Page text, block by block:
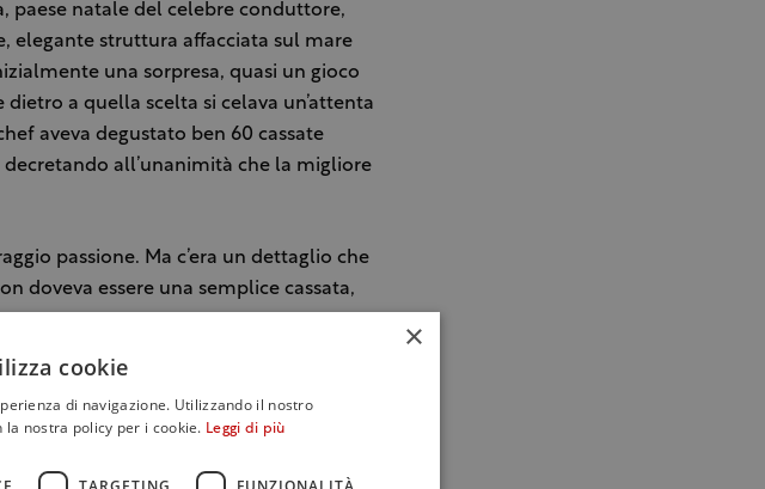
paese natale del celebre conduttore,
elegante struttura affacciata sul mare
una sorpresa, quasi un gioco
a quella scelta si celava un’attenta
aveva degustato ben 60 cassate
all’unanimità che la migliore
passione. Ma c’era un dettaglio che
doveva essere una semplice cassata,
intimo per una cinquantina di
invitò il presidente del Veneto come
circa 700. La torta, inevitabilmente,
×
cookie
di navigazione. Utilizzando il nostro
nostra policy per i cookie. Leggi di più